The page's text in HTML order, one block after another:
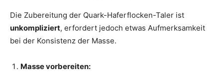
Die Zubereitung der Quark-Haferflocken-Taler ist
unkompliziert, erfordert jedoch etwas Aufmerksamkeit
bei der Konsistenz der Masse.
Masse vorbereiten: